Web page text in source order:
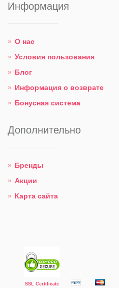
Информация
О нас
Условия пользования
Блог
Информация о возврате
Бонусная система
Дополнительно
Бренды
Акции
Карта сайта
SSL Certificate